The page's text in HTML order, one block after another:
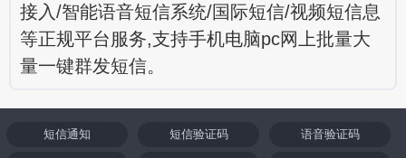
接入/智能语音短信系统/国际短信/视频短信息
等正规平台服务,支持手机电脑pc网上批量大
量一键群发短信。
短信通知 短信验证码 语音验证码